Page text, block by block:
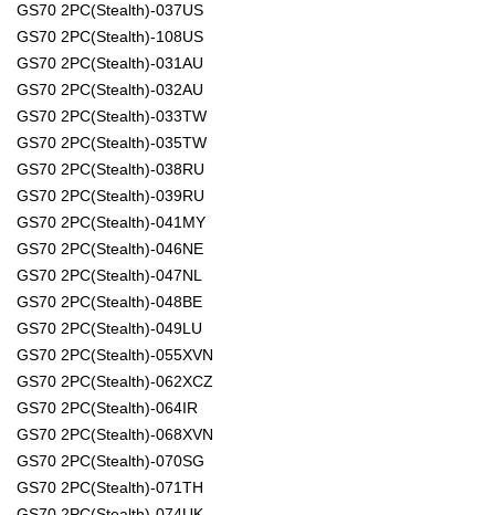
GS70 2PC(Stealth)-037US
GS70 2PC(Stealth)-108US
GS70 2PC(Stealth)-031AU
GS70 2PC(Stealth)-032AU
GS70 2PC(Stealth)-033TW
GS70 2PC(Stealth)-035TW
GS70 2PC(Stealth)-038RU
GS70 2PC(Stealth)-039RU
GS70 2PC(Stealth)-041MY
GS70 2PC(Stealth)-046NE
GS70 2PC(Stealth)-047NL
GS70 2PC(Stealth)-048BE
GS70 2PC(Stealth)-049LU
GS70 2PC(Stealth)-055XVN
GS70 2PC(Stealth)-062XCZ
GS70 2PC(Stealth)-064IR
GS70 2PC(Stealth)-068XVN
GS70 2PC(Stealth)-070SG
GS70 2PC(Stealth)-071TH